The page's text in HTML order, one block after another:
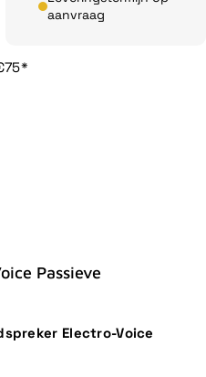
aanvraag
Passieve
Electro-Voice